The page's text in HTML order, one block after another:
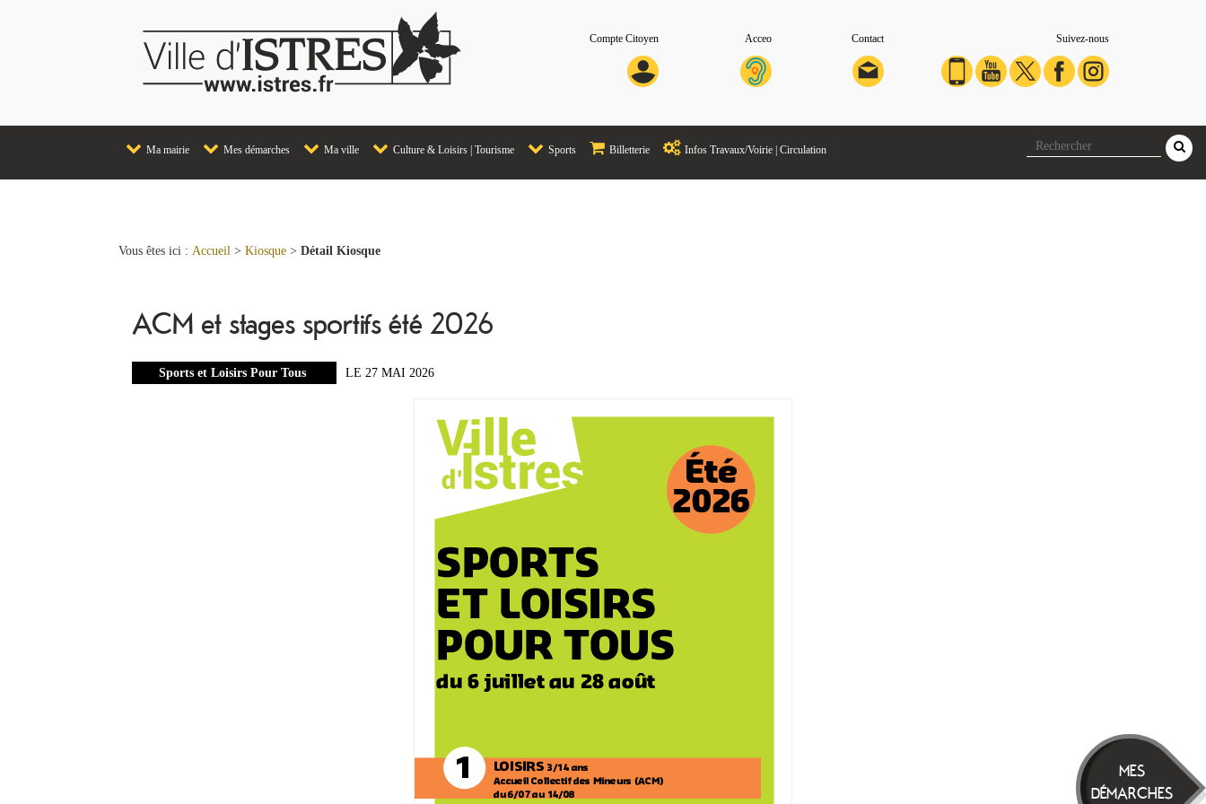
Compte Citoyen Acceo Contact Suivez-nous
Ma mairie Mes démarches Ma ville Culture & Loisirs | Tourisme Sports Billetterie Infos Travaux/Voirie | Circulation
MES
DÉMARCHES
Vous êtes ici : Accueil > Kiosque > Détail Kiosque
ACM et stages sportifs été 2026
Sports et Loisirs Pour Tous LE 27 MAI 2026